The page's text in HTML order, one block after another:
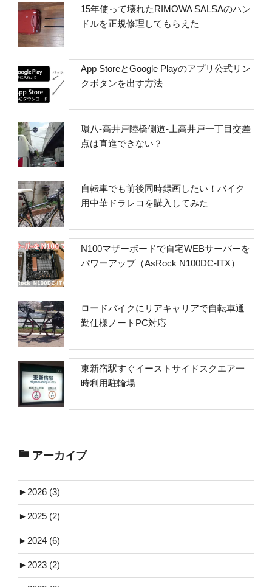
15年使って壊れたRIMOWA SALSAのハン
ドルを正規修理してもらえた
App StoreとGoogle Playのアプリ公式リン
クボタンを出す方法
環八-高井戸陸橋側道-上高井戸一丁目交差
点は直進できない？
自転車でも前後同時録画したい！バイク
用中華ドラレコを購入してみた
N100マザーボードで自宅WEBサーバーを
パワーアップ（AsRock N100DC-ITX）
ロードバイクにリアキャリアで自転車通
勤仕様ノートPC対応
東新宿駅すぐイーストサイドスクエア一
時利用駐輪場
アーカイブ
► 2026 (3)
► 2025 (2)
► 2024 (6)
► 2023 (2)